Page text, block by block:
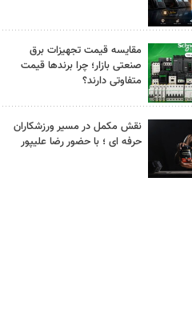
مقایسه قیمت تجهیزات برق
صنعتی بازار؛ چرا برندها قیمت
متفاوتی دارند؟
نقش مکمل در مسیر ورزشکاران
حرفه ای ؛ با حضور رضا علیپور